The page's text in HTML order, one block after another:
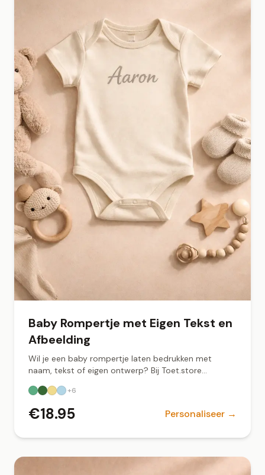
Baby Rompertje met Eigen Tekst en
Afbeelding
Wil je een baby rompertje laten bedrukken met
naam, tekst of eigen ontwerp? Bij Toet.store
Zacht biologisch katoen, snel geleverd vanuit
Groningen.
+6
€18.95 Personaliseer →